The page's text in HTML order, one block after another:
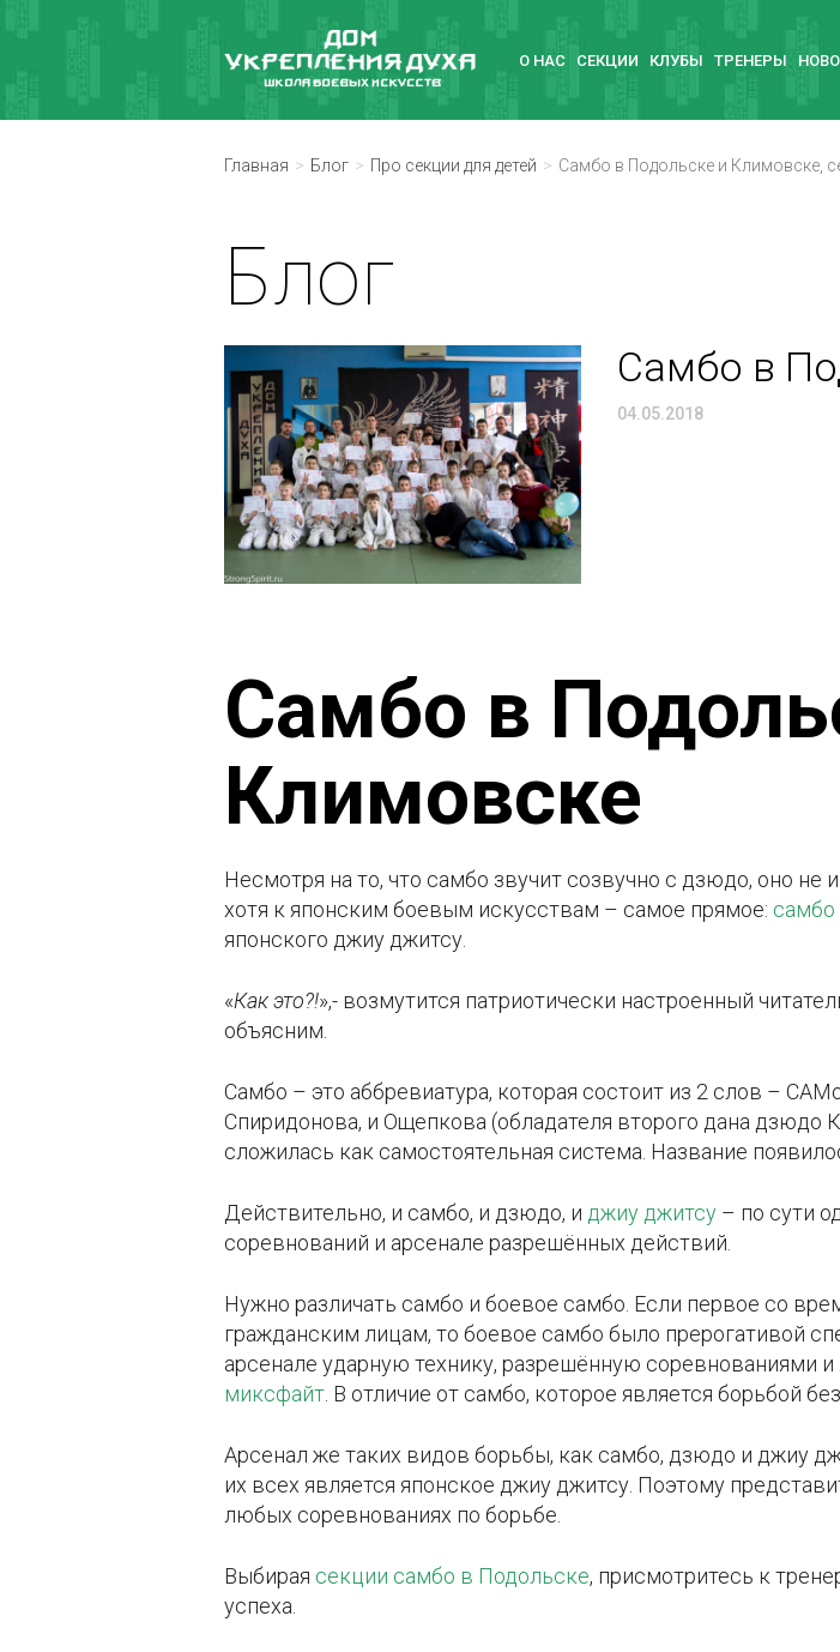
О НАС СЕКЦИИ КЛУБЫ ТРЕНЕРЫ
Главная Блог Про секции для детей Самбо в Подольске и Климовске,
Блог
Самбо в
04.05.2018
Самбо в
Климовске
Несмотря на то, что самбо звучит созвучно с дзюдо, оно
хотя к японским боевым искусствам – самое прямое: самбо
японского джиу джитсу.
«Как это?!»,- возмутится патриотически настроенный
объясним.
Самбо – это аббревиатура, которая состоит из 2 слов –
Спиридонова, и Ощепкова (обладателя второго дана дзюдо
сложилась как самостоятельная система. Название
Действительно, и самбо, и дзюдо, и джиу джитсу – по сути
соревнований и арсенале разрешённых действий.
Нужно различать самбо и боевое самбо. Если первое со
гражданским лицам, то боевое самбо было прерогативой
арсенале ударную технику, разрешённую соревнованиями
миксфайт . В отличие от самбо, которое является борьбой
Арсенал же таких видов борьбы, как самбо, дзюдо и джиу
их всех является японское джиу джитсу. Поэтому
любых соревнованиях по борьбе.
Выбирая секции самбо в Подольске, присмотритесь к
успеха.